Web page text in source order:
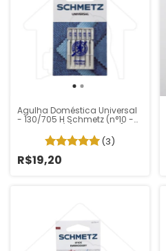
Agulha Doméstica Universal
- 130/705 H Schmetz (n°10 -
(3)
R$19,20